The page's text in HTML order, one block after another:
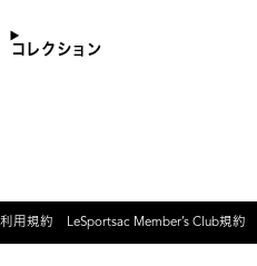
コレクション
利用規約 LeSportsac Member’s Club規約